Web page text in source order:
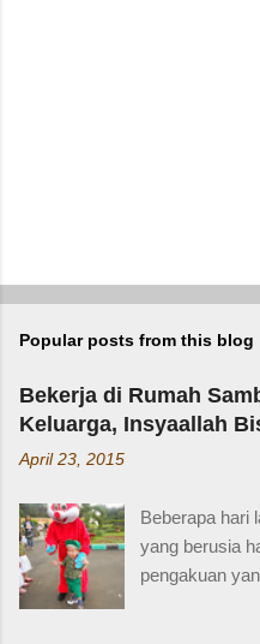
Popular posts from this blog
Bekerja di Rumah
Keluarga, Insyaallah
April 23, 2015
Beberapa hari
yang berusia
pengakuan
Zaidan: “Mi,